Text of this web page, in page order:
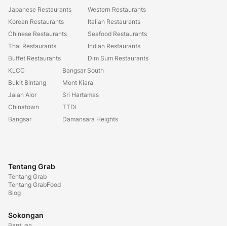
Japanese Restaurants
Korean Restaurants
Chinese Restaurants
Thai Restaurants
Buffet Restaurants
Western Restaurants
Italian Restaurants
Seafood Restaurants
Indian Restaurants
Dim Sum Restaurants
KLCC
Bukit Bintang
Jalan Alor
Chinatown
Bangsar
Bangsar South
Mont Kiara
Sri Hartamas
TTDI
Damansara Heights
Tentang Grab
Tentang Grab
Tentang GrabFood
Blog
Sokongan